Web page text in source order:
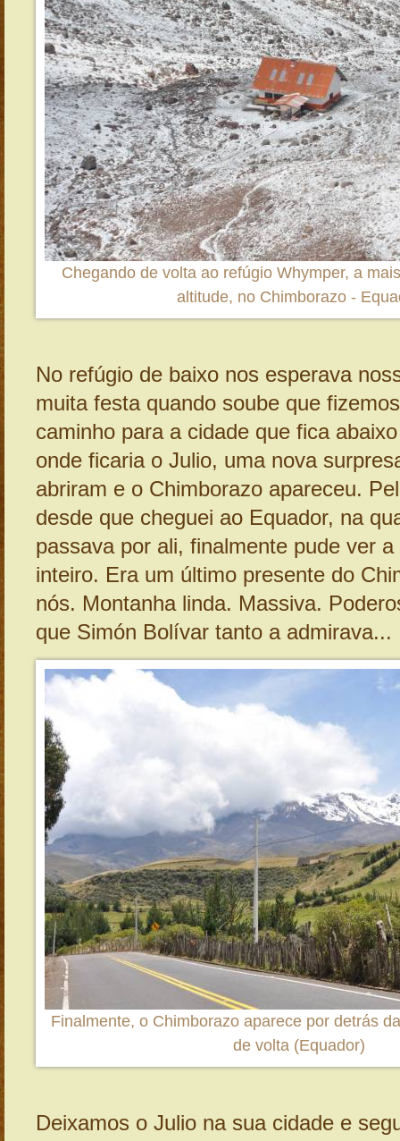
Chegando de volta ao refúgio Whymper, a
altitude, no Chimborazo -
No refúgio de baixo nos esperava
muita festa quando soube que
caminho para a cidade que fica
onde ficaria o Julio, uma nova
abriram e o Chimborazo apareceu.
desde que cheguei ao Equador, na
passava por ali, finalmente pude ver
inteiro. Era um último presente do
nós. Montanha linda. Massiva.
que Simón Bolívar tanto a admirava...
Finalmente, o Chimborazo aparece por detrás
de volta (Equador)
Deixamos o Julio na sua cidade e